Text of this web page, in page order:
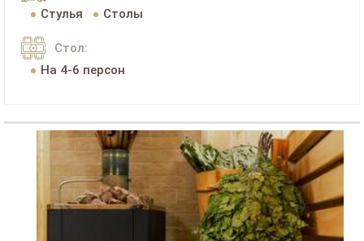
Стулья
Столы
Стол:
На 4-6 персон